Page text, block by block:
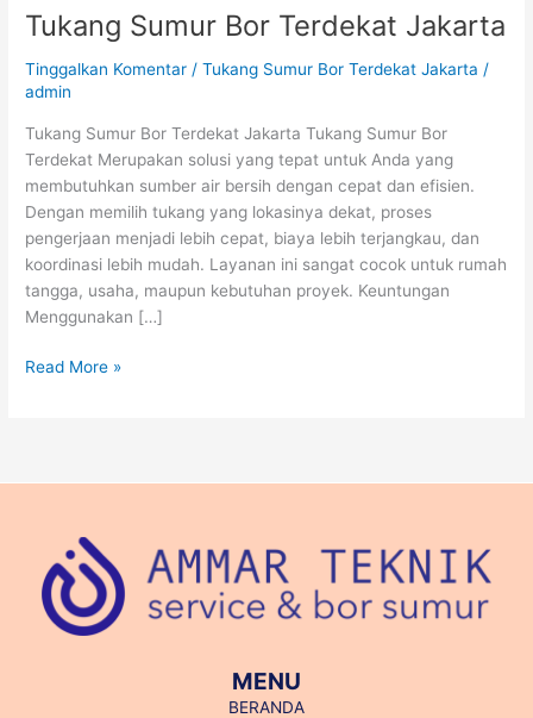
Tukang Sumur Bor Terdekat Jakarta
Tinggalkan Komentar /Tukang Sumur Bor Terdekat Jakarta /
admin
Tukang Sumur Bor Terdekat Jakarta Tukang Sumur Bor
Terdekat Merupakan solusi yang tepat untuk Anda yang
membutuhkan sumber air bersih dengan cepat dan efisien.
Dengan memilih tukang yang lokasinya dekat, proses
pengerjaan menjadi lebih cepat, biaya lebih terjangkau, dan
koordinasi lebih mudah. Layanan ini sangat cocok untuk rumah
tangga, usaha, maupun kebutuhan proyek. Keuntungan
Menggunakan […]
Read More »
MENU
BERANDA